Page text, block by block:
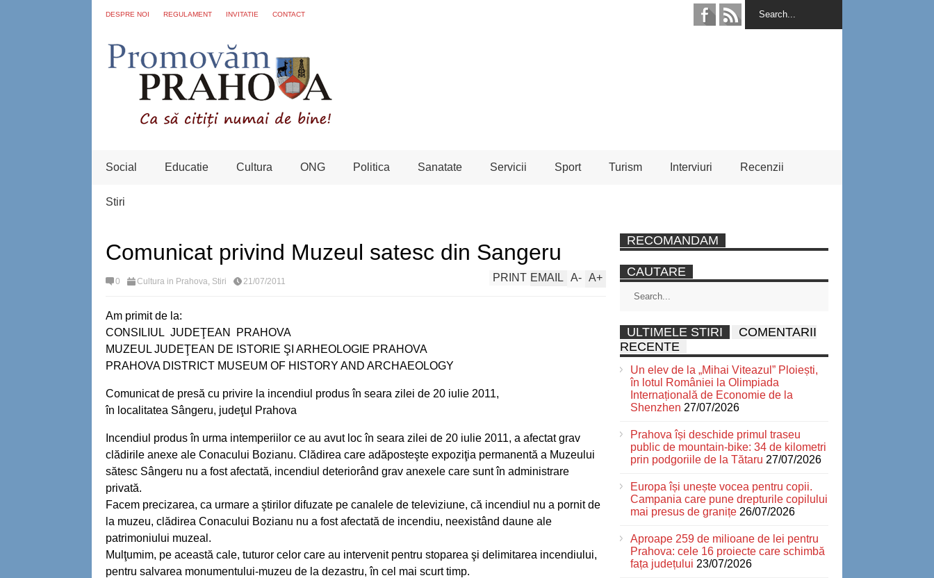
DESPRE NOI REGULAMENT INVITATIE CONTACT
Social Educatie Cultura ONG Politica Sanatate Servicii Sport Turism Interviuri Recenzii
Stiri
Comunicat privind Muzeul satesc din Sangeru
0 Cultura in Prahova, Stiri 21/07/2011 A+
A-
EMAIL
PRINT
Am primit de la:
CONSILIUL JUDEŢEAN PRAHOVA
MUZEUL JUDEŢEAN DE ISTORIE ŞI ARHEOLOGIE PRAHOVA
PRAHOVA DISTRICT MUSEUM OF HISTORY AND ARCHAEOLOGY
Comunicat de presă cu privire la incendiul produs în seara zilei de 20 iulie 2011,
în localitatea Sângeru, judeţul Prahova
Incendiul produs în urma intemperiilor ce au avut loc în seara zilei de 20 iulie 2011, a afectat grav
clădirile anexe ale Conacului Bozianu. Clădirea care adăposteşte expoziţia permanentă a Muzeului
sătesc Sângeru nu a fost afectată, incendiul deteriorând grav anexele care sunt în administrare
privată.
Facem precizarea, ca urmare a ştirilor difuzate pe canalele de televiziune, că incendiul nu a pornit de
la muzeu, clădirea Conacului Bozianu nu a fost afectată de incendiu, neexistând daune ale
patrimoniului muzeal.
Mulţumim, pe această cale, tuturor celor care au intervenit pentru stoparea şi delimitarea incendiului,
pentru salvarea monumentului-muzeu de la dezastru, în cel mai scurt timp.
RECOMANDAM
CAUTARE
ULTIMELE STIRI
COMENTARII
RECENTE
Un elev de la „Mihai Viteazul” Ploiești,
în lotul României la Olimpiada
Internațională de Economie de la
Shenzhen 27/07/2026
Prahova își deschide primul traseu
public de mountain-bike: 34 de kilometri
prin podgoriile de la Tătaru 27/07/2026
Europa își unește vocea pentru copii.
Campania care pune drepturile copilului
mai presus de granițe 26/07/2026
Aproape 259 de milioane de lei pentru
Prahova: cele 16 proiecte care schimbă
fața județului 23/07/2026